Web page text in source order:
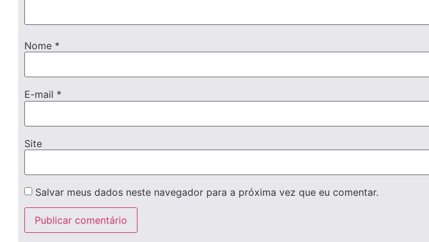
Nome *
E-mail *
Site
Salvar meus dados neste navegador para a próxima vez que eu comentar.